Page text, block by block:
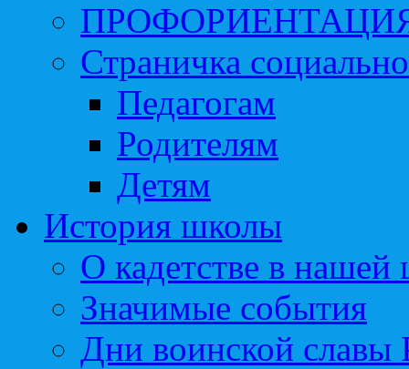
Страничка
Педагогам
Родителям
Детям
История школы
О кадетстве в нашей
Значимые события
Дни воинской славы